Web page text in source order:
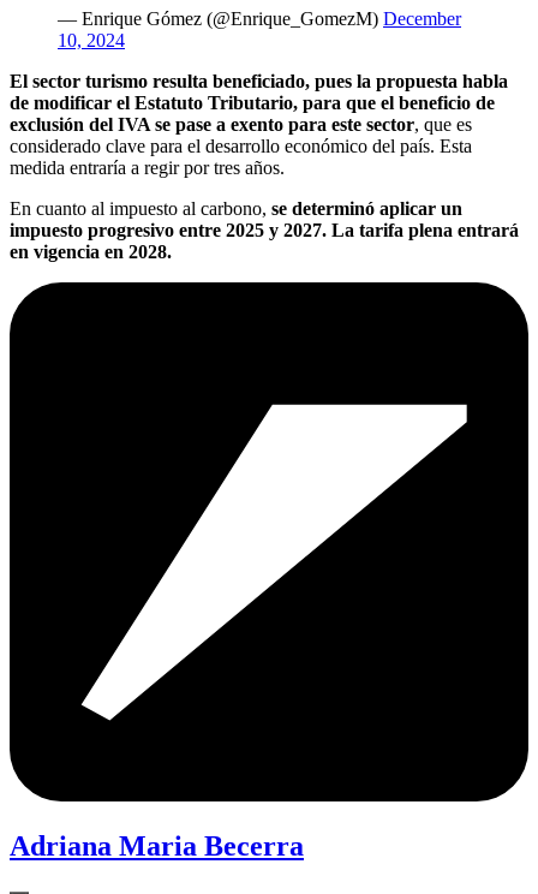
— Enrique Gómez (@Enrique_GomezM) December
10, 2024
El sector turismo resulta beneficiado, pues la propuesta habla
de modificar el Estatuto Tributario, para que el beneficio de
exclusión del IVA se pase a exento para este sector, que es
considerado clave para el desarrollo económico del país. Esta
medida entraría a regir por tres años.
En cuanto al impuesto al carbono, se determinó aplicar un
impuesto progresivo entre 2025 y 2027. La tarifa plena entrará
en vigencia en 2028.
Adriana Maria Becerra